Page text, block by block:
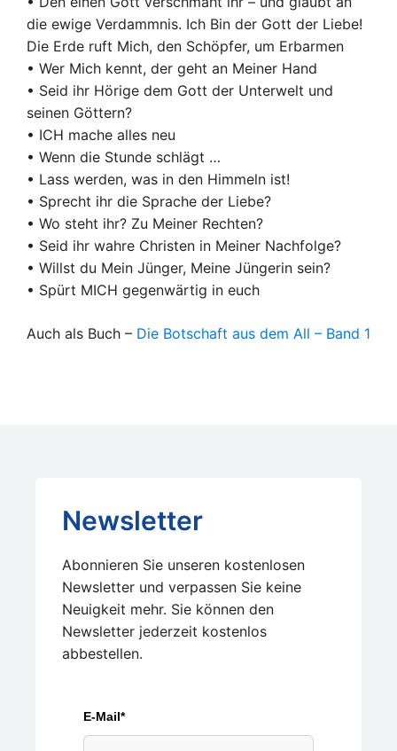
die ewige Verdammnis. Ich Bin der Gott der Liebe!
Die Erde ruft Mich, den Schöpfer, um Erbarmen
• Wer Mich kennt, der geht an Meiner Hand
• Seid ihr Hörige dem Gott der Unterwelt und
seinen Göttern?
• ICH mache alles neu
• Wenn die Stunde schlägt …
• Lass werden, was in den Himmeln ist!
• Sprecht ihr die Sprache der Liebe?
• Wo steht ihr? Zu Meiner Rechten?
• Seid ihr wahre Christen in Meiner Nachfolge?
• Willst du Mein Jünger, Meine Jüngerin sein?
• Spürt MICH gegenwärtig in euch
Auch als Buch – Die Botschaft aus dem All – Band 1
Newsletter
Abonnieren Sie unseren kostenlosen
Newsletter und verpassen Sie keine
Neuigkeit mehr. Sie können den
Newsletter jederzeit kostenlos
abbestellen.
E-Mail*